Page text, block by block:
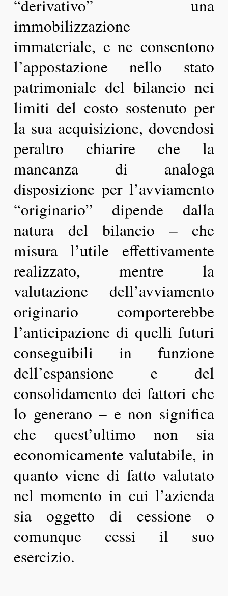
“derivativo” una
immobilizzazione
immateriale, e ne consentono
l’appostazione nello stato
patrimoniale del bilancio nei
limiti del costo sostenuto per
la sua acquisizione, dovendosi
peraltro chiarire che la
mancanza di analoga
disposizione per l’avviamento
“originario” dipende dalla
natura del bilancio – che
misura l’utile effettivamente
realizzato, mentre la
valutazione dell’avviamento
originario comporterebbe
l’anticipazione di quelli futuri
conseguibili in funzione
dell’espansione e del
consolidamento dei fattori che
lo generano – e non significa
che quest’ultimo non sia
economicamente valutabile, in
quanto viene di fatto valutato
nel momento in cui l’azienda
sia oggetto di cessione o
comunque cessi il suo
esercizio.